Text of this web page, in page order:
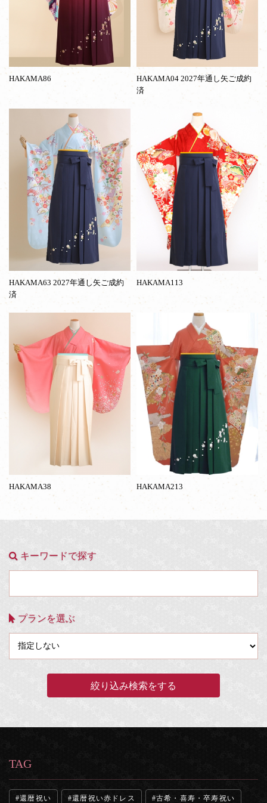
HAKAMA86
HAKAMA04 2027年通し矢ご成約
済
HAKAMA63 2027年通し矢ご成約
済
HAKAMA113
HAKAMA38 HAKAMA213
キーワードで探す
プランを選ぶ
TAG
還暦祝い 還暦祝い赤ドレス 古希・喜寿・卒寿祝い